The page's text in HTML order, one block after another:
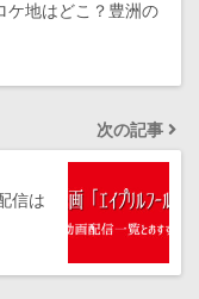
ケ地はどこ？豊洲の
次の記事
信は